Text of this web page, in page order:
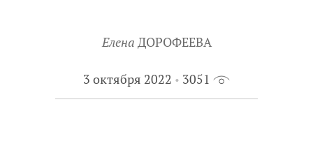
Елена ДОРОФЕЕВА
3 октября 2022 3051